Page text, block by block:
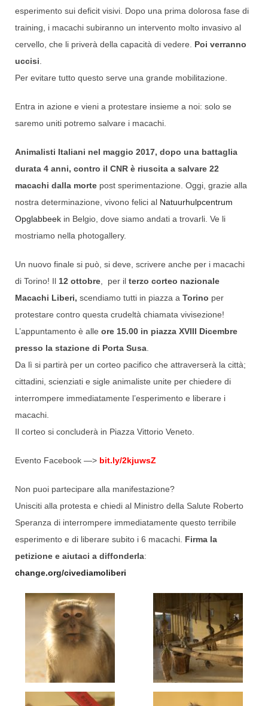
esperimento sui deficit visivi. Dopo una prima dolorosa fase di
training, i macachi subiranno un intervento molto invasivo al
cervello, che li priverà della capacità di vedere. Poi verranno
uccisi.
Per evitare tutto questo serve una grande mobilitazione.
Entra in azione e vieni a protestare insieme a noi: solo se
saremo uniti potremo salvare i macachi.
Animalisti Italiani nel maggio 2017, dopo una battaglia
durata 4 anni, contro il CNR è riuscita a salvare 22
macachi dalla morte post sperimentazione. Oggi, grazie alla
nostra determinazione, vivono felici al Natuurhulpcentrum
Opglabbeek in Belgio, dove siamo andati a trovarli. Ve li
mostriamo nella photogallery.
Un nuovo finale si può, si deve, scrivere anche per i macachi
di Torino! Il 12 ottobre, per il terzo corteo nazionale
Macachi Liberi, scendiamo tutti in piazza a Torino per
protestare contro questa crudeltà chiamata vivisezione!
L’appuntamento è alle ore 15.00 in piazza XVIII Dicembre
presso la stazione di Porta Susa.
Da lì si partirà per un corteo pacifico che attraverserà la città;
cittadini, scienziati e sigle animaliste unite per chiedere di
interrompere immediatamente l’esperimento e liberare i
macachi.
Il corteo si concluderà in Piazza Vittorio Veneto.
Evento Facebook —> bit.ly/2kjuwsZ
Non puoi partecipare alla manifestazione?
Unisciti alla protesta e chiedi al Ministro della Salute Roberto
Speranza di interrompere immediatamente questo terribile
esperimento e di liberare subito i 6 macachi. Firma la
petizione e aiutaci a diffonderla:
change.org/civediamoliberi